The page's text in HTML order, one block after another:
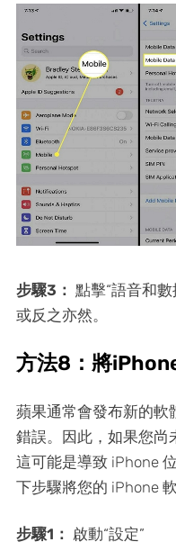
步驟3： 點擊“語音和數
或反之亦然。
方法8：將
蘋果通常會發布新的軟
錯誤。因此，如果您尚
這可能是導致 iPhone
下步驟將您的 iPhone
步驟1： 啟動“設定”